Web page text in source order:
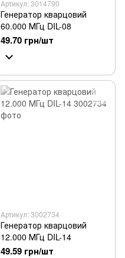
Артикул: 3014790
Генератор кварцовий
60.000 МГц DIL-08
49.70 грн/шт
Артикул: 3002734
Генератор кварцовий
12.000 МГц DIL-14
49.59 грн/шт